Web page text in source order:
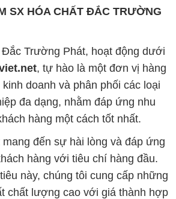
SX HÓA CHẤT ĐẮC TRƯỜNG
Đắc Trường Phát, hoạt động dưới
, tự hào là một đơn vị hàng
doanh và phân phối các loại
đa dạng, nhằm đáp ứng nhu
hàng một cách tốt nhất.
đến sự hài lòng và đáp ứng
hàng với tiêu chí hàng đầu.
này, chúng tôi cung cấp những
chất lượng cao với giá thành hợp